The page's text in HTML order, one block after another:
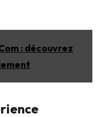
: découvrez